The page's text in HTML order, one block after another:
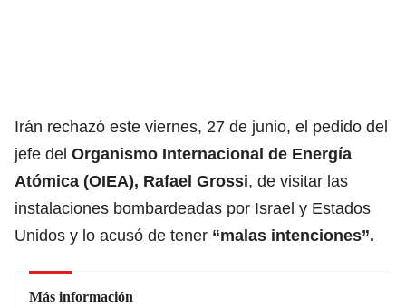
Irán rechazó este viernes, 27 de junio, el pedido del
jefe del Organismo Internacional de Energía
Atómica (OIEA), Rafael Grossi, de visitar las
instalaciones bombardeadas por Israel y Estados
Unidos y lo acusó de tener “malas intenciones”.
Más información